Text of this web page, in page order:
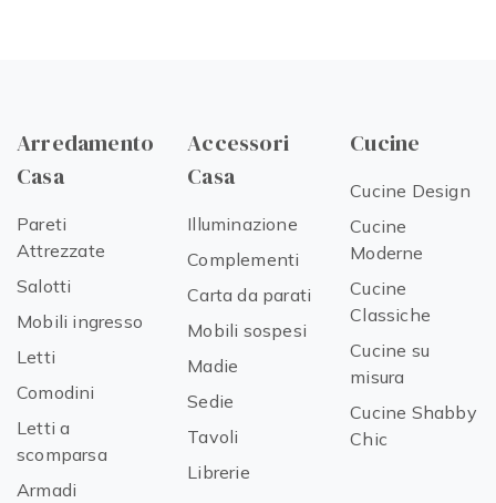
Arredamento
Casa
Pareti
Attrezzate
Salotti
Mobili ingresso
Letti
Comodini
Letti a
scomparsa
Armadi
Accessori
Casa
Illuminazione
Complementi
Carta da parati
Mobili sospesi
Madie
Sedie
Tavoli
Librerie
Cucine
Cucine Design
Cucine
Moderne
Cucine
Classiche
Cucine su
misura
Cucine Shabby
Chic